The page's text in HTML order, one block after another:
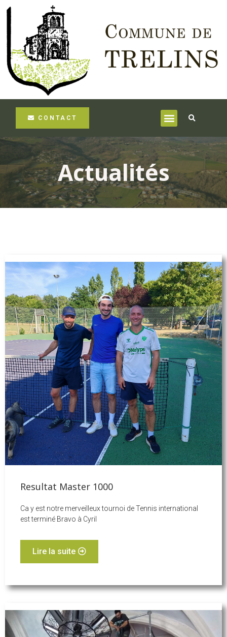
CONTACT
Actualités
Resultat Master 1000
Ca y est notre merveilleux tournoi de Tennis international
est terminé Bravo à Cyril
Lire la suite